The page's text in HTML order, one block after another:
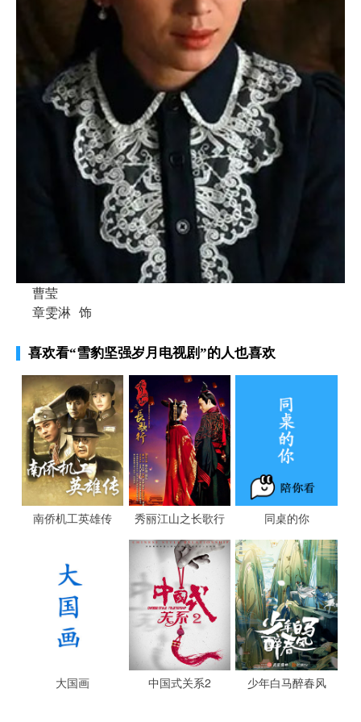
曹莹
章雯淋 饰
喜欢看“雪豹坚强岁月电视剧”的人也喜欢
南侨机工英雄传 秀丽江山之长歌行 同桌的你
大国画 中国式关系2 少年白马醉春风